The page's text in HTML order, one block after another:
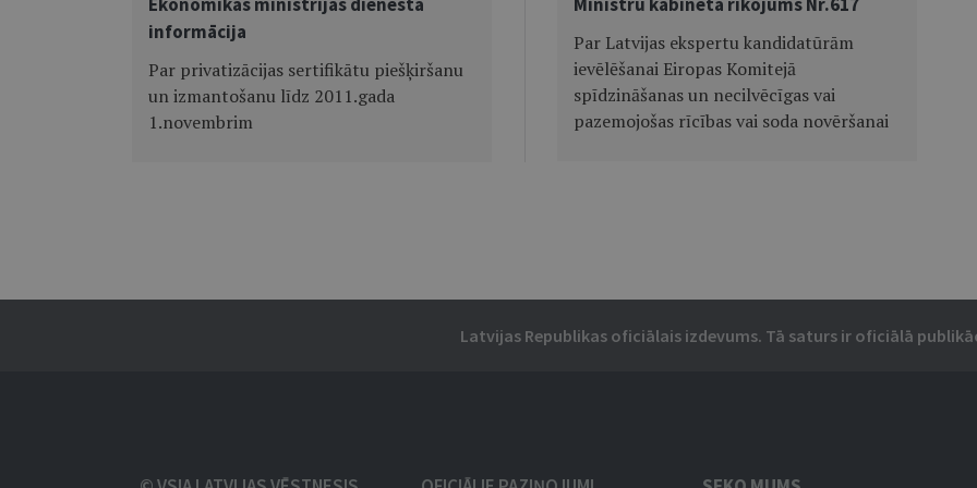
informācija
Par privatizācijas sertifikātu piešķiršanu
un izmantošanu līdz 2011.gada
1.novembrim
Par Latvijas ekspertu kandidatūrām
ievēlēšanai Eiropas Komitejā
spīdzināšanas un necilvēcīgas vai
pazemojošas rīcības vai soda novēršanai
Latvijas Republikas oficiālais izdevums. Tā saturs ir oficiālā